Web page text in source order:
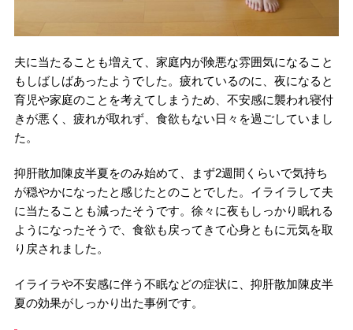
夫に当たることも増えて、家庭内が険悪な雰囲気になること
もしばしばあったようでした。疲れているのに、夜になると
育児や家庭のことを考えてしまうため、不安感に襲われ寝付
きが悪く、疲れが取れず、食欲もない日々を過ごしていまし
た。
抑肝散加陳皮半夏をのみ始めて、まず2週間くらいで気持ち
が穏やかになったと感じたとのことでした。イライラして夫
に当たることも減ったそうです。徐々に夜もしっかり眠れる
ようになったそうで、食欲も戻ってきて心身ともに元気を取
り戻されました。
イライラや不安感に伴う不眠などの症状に、抑肝散加陳皮半
夏の効果がしっかり出た事例です。